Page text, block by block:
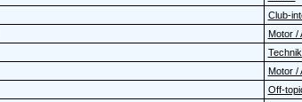
Club-
Motor /
Technik
Motor /
Off-